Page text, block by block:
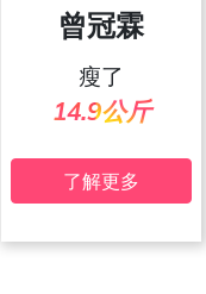
曾冠霖
瘦了
14.9公斤
了解更多
朱彥吉
24.4公斤